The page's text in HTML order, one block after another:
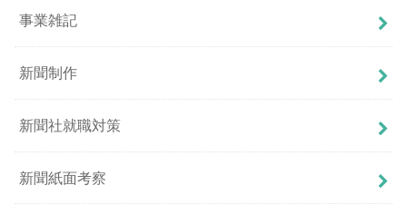
事業雑記
新聞制作
新聞社就職対策
新聞紙面考察